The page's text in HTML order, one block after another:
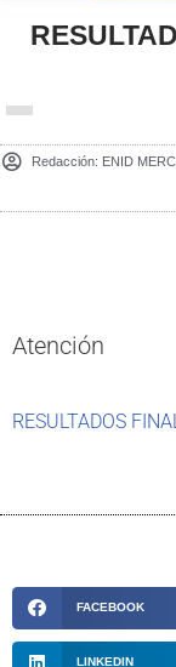
Redacción: ENID
Atención
RESULTADOS
FACEBOOK
LINKEDIN